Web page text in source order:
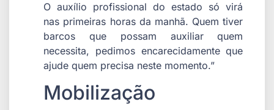
O auxílio profissional do estado só virá
nas primeiras horas da manhã. Quem tiver
barcos que possam auxiliar quem
necessita, pedimos encarecidamente que
ajude quem precisa neste momento.”
Mobilização